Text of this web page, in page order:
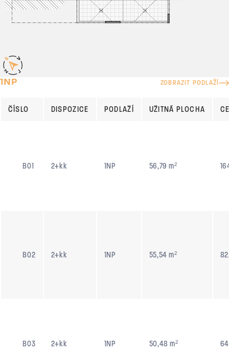
1NP ZOBRAZIT PODLAŽÍ
ČÍSLO DISPOZICE PODLAŽÍ UŽITNÁ PLOCHA
B01 2+kk 1NP 56,79 m²
B02 2+kk 1NP 55,54 m²
B03 2+kk 1NP 50,48 m²